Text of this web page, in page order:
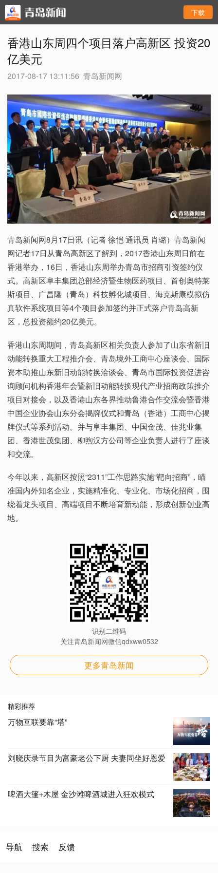
下载
香港山东周四个项目落户高新区 投资20
亿美元
2017-08-17 13:11:56 青岛新闻网
青岛新闻网8月17日讯（记者 徐恺 通讯员 肖璐）青岛新闻
网记者17日从青岛高新区了解到，2017香港山东周日前在
香港举办，16日，香港山东周举办青岛市招商引资签约仪
式。高新区阜丰集团总部经济暨生物医药项目、首创奥特莱
斯项目、广昌隆（青岛）科技孵化城项目、海克斯康模拟仿
真软件系统项目等4个项目参加签约并正式落户青岛高新
区，总投资额约20亿美元。
香港山东周期间，青岛高新区相关负责人参加了山东省新旧
动能转换重大工程推介会、青岛境外工商中心座谈会、国际
资本助推山东新旧动能转换洽谈会、青岛市国际投资促进咨
询顾问机构香港年会暨新旧动能转换现代产业招商政策推介
项目对接会，以及香港山东各界推动鲁港合作交流会暨香港
中国企业协会山东分会揭牌仪式和青岛（香港）工商中心揭
牌仪式等系列活动。并与阜丰集团、中国金茂、佳兆业集
团、香港世茂集团、柳煦汉方公司等企业负责人进行了座谈
和交流。
今年以来，高新区按照“2311”工作思路实施“靶向招商”，瞄
准国内外知名企业，实施精准化、专业化、市场化招商，围
绕着龙头项目、高端项目不断培育新动能，形成创新创业高
地。
识别二维码
关注青岛新闻网微信qdxww0532
更多青岛新闻
精彩推荐
万物互联要靠“塔”
刘晓庆录节目为富豪老公下厨 夫妻同坐好恩爱
啤酒大篷+木屋 金沙滩啤酒城进入狂欢模式
导航 搜索 反馈